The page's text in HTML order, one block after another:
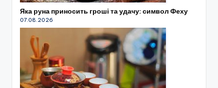
Яка руна приносить гроші та удачу: символ Феху
07.08.2026